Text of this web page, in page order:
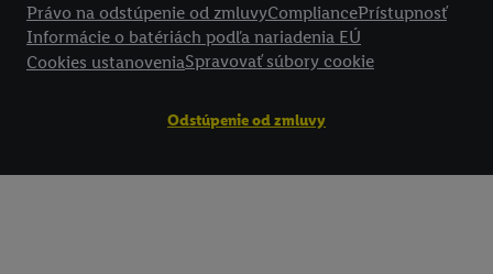
Právo na odstúpenie od zmluvyCompliancePrístupnosť
Informácie o batériách podľa nariadenia EÚ
Cookies ustanoveniaSpravovať súbory cookie
Odstúpenie od zmluvy